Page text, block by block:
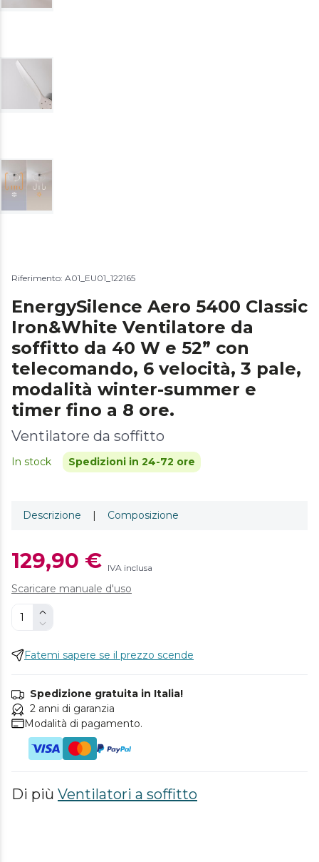
Riferimento: A01_EU01_122165
EnergySilence Aero 5400 Classic
Iron&White Ventilatore da
soffitto da 40 W e 52” con
telecomando, 6 velocità, 3 pale,
modalità winter-summer e
timer fino a 8 ore.
Ventilatore da soffitto
In stock Spedizioni in 24-72 ore
Descrizione | Composizione
129,90 € IVA inclusa
Scaricare manuale d'uso
Fatemi sapere se il prezzo scende
Spedizione gratuita in Italia!
2 anni di garanzia
Modalità di pagamento.
Di più Ventilatori a soffitto